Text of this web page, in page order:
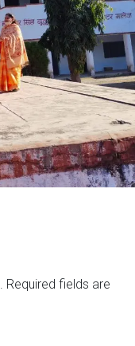
Required fields are